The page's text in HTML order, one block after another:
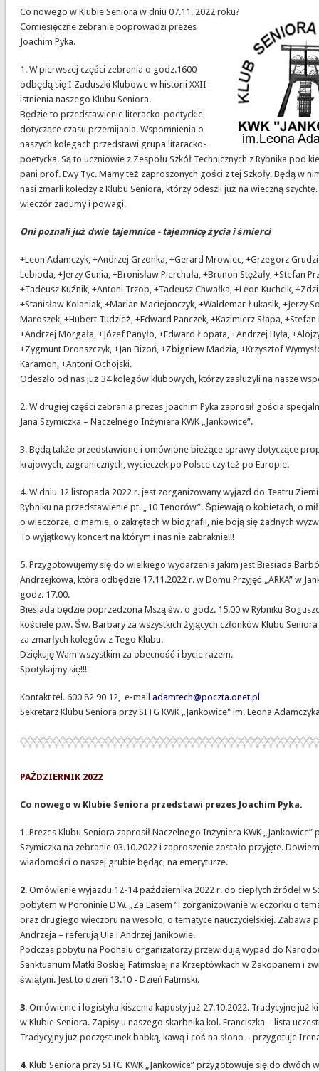
Co nowego w Klubie Seniora w dniu 07.11. 2022 roku?
Comiesięczne zebranie poprowadzi prezes
Joachim Pyka.
1. W pierwszej części zebrania o godz.1600
odbędą się I Zaduszki Klubowe w historii XXII
istnienia naszego Klubu Seniora.
Będzie to przedstawienie literacko-poetyckie
dotyczące czasu przemijania. Wspomnienia o
naszych kolegach przedstawi grupa litaracko-
poetycka. Są to uczniowie z Zespołu Szkół Technicznych z Rybnika pod
pani prof. Ewy Tyc. Mamy też zaproszonych gości z tej Szkoły. Będą w
nasi zmarli koledzy z Klubu Seniora, którzy odeszli już na wieczną
wieczór zadumy i powagi.
Oni poznali już dwie tajemnice - tajemnicę życia i śmierci
+Leon Adamczyk, +Andrzej Grzonka, +Gerard Mrowiec, +Grzegorz
Lebioda, +Jerzy Gunia, +Bronisław Pierchała, +Brunon Stężały, +Stefan
+Tadeusz Kuźnik, +Antoni Trzop, +Tadeusz Chwałka, +Leon Kuchcik,
+Stanisław Kolaniak, +Marian Maciejonczyk, +Waldemar Łukasik, +Jerzy
Maroszek, +Hubert Tudzież, +Edward Panczek, +Kazimierz Słapa, +Stefan
+Andrzej Morgała, +Józef Panyło, +Edward Łopata, +Andrzej Hyła,
+Zygmunt Dronszczyk, +Jan Bizoń, +Zbigniew Madzia, +Krzysztof
Karamon, +Antoni Ochojski.
Odeszło od nas już 34 kolegów klubowych, którzy zasłużyli na nasze
2. W drugiej części zebrania prezes Joachim Pyka zaprosił gościa
Jana Szymiczka – Naczelnego Inżyniera KWK „Jankowice”.
3. Będą także przedstawione i omówione bieżące sprawy dotyczące
krajowych, zagranicznych, wycieczek po Polsce czy też po Europie.
4. W dniu 12 listopada 2022 r. jest zorganizowany wyjazd do Teatru
Rybniku na przedstawienie pt. „10 Tenorów”. Śpiewają o kobietach, o
o wieczorze, o mamie, o zakrętach w biografii, nie boją się żadnych
To wyjątkowy koncert na którym i nas nie zabraknie!!!
5. Przygotowujemy się do wielkiego wydarzenia jakim jest Biesiada
Andrzejkowa, która odbędzie 17.11.2022 r. w Domu Przyjęć „ARKA” w
godz. 17.00.
Biesiada będzie poprzedzona Mszą św. o godz. 15.00 w Rybniku
kościele p.w. Św. Barbary za wszystkich żyjących członków Klubu
za zmarłych kolegów z Tego Klubu.
Dziękuję Wam wszystkim za obecność i bycie razem.
Spotykajmy się!!!
Kontakt tel. 600 82 90 12, e-mail adamtech@poczta.onet.pl
Sekretarz Klubu Seniora przy SITG KWK „Jankowice" im. Leona
PAŹDZIERNIK 2022
Co nowego w Klubie Seniora przedstawi prezes Joachim Pyka.
1 . Prezes Klubu Seniora zaprosił Naczelnego Inżyniera KWK „Jankowice”
Szymiczka na zebranie 03.10.2022 i zaproszenie zostało przyjęte.
wiadomości o naszej grubie będąc, na emeryturze.
2. Omówienie wyjazdu 12-14 października 2022 r. do ciepłych źródeł w
pobytem w Poroninie D.W. „Za Lasem ”i zorganizowanie wieczorku o
oraz drugiego wieczoru na wesoło, o tematyce nauczycielskiej. Zabawa
Andrzeja – referują Ula i Andrzej Janikowie.
Podczas pobytu na Podhalu organizatorzy przewidują wypad do
Sanktuarium Matki Boskiej Fatimskiej na Krzeptówkach w Zakopanem i
świątyni. Jest to dzień 13.10 - Dzień Fatimski.
3. Omówienie i logistyka kiszenia kapusty już 27.10.2022. Tradycyjne już
w Klubie Seniora. Zapisy u naszego skarbnika kol. Franciszka – lista
Tradycyjny już poczęstunek babką, kawą i coś na słono – przygotuje
4. Klub Seniora przy SITG KWK „Jankowice” przygotowuje się do dwóch